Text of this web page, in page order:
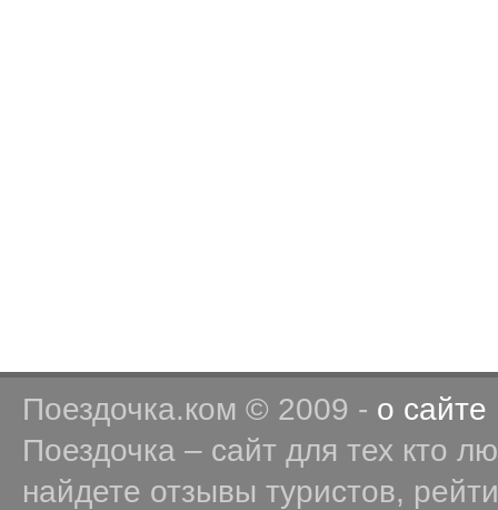
Поездочка.ком © 2009 - о сайте
Поездочка – сайт для тех кто
найдете отзывы туристов,